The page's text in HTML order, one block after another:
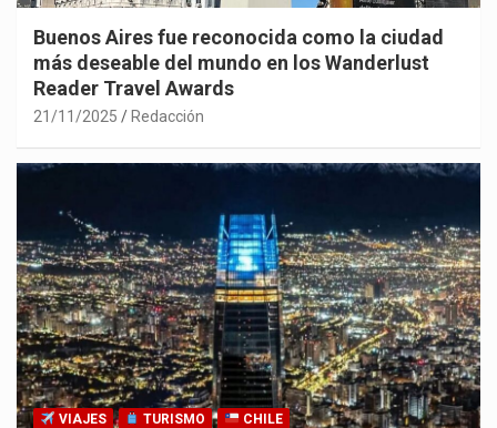
Buenos Aires fue reconocida como la ciudad
más deseable del mundo en los Wanderlust
Reader Travel Awards
21/11/2025 Redacción
VIAJES TURISMO CHILE